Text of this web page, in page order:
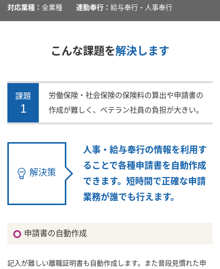
対応業種： 全業種 連動奉行： 給与奉行・人事奉行
こんな課題を解決します
課題
1
労働保険・社会保険の保険料の算出や申請書の
作成が難しく、ベテラン社員の負担が大きい。
解決策
人事・給与奉行の情報を利用す
ることで各種申請書を自動作成
できます。短時間で正確な申請
業務が誰でも行えます。
申請書の自動作成
記入が難しい離職証明書も自動作成します。また普段見慣れた申